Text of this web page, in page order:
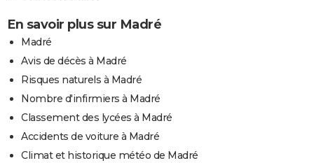
En savoir plus sur Madré
Madré
Avis de décès à Madré
Risques naturels à Madré
Nombre d'infirmiers à Madré
Classement des lycées à Madré
Accidents de voiture à Madré
Climat et historique météo de Madré